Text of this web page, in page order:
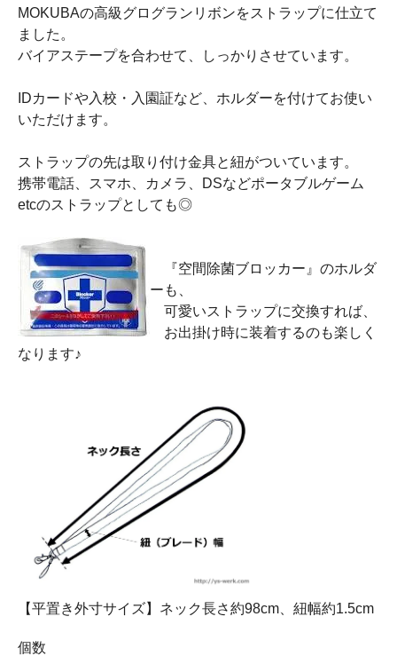
MOKUBAの高級グログランリボンをストラップに仕立て
ました。
バイアステープを合わせて、しっかりさせています。
IDカードや入校・入園証など、ホルダーを付けてお使い
いただけます。
ストラップの先は取り付け金具と紐がついています。
携帯電話、スマホ、カメラ、DSなどポータブルゲーム
etcのストラップとしても◎
『空間除菌ブロッカー』のホルダ
ーも、
可愛いストラップに交換すれば、
お出掛け時に装着するのも楽しく
なります♪
【平置き外寸サイズ】ネック長さ約98cm、紐幅約1.5cm
個数